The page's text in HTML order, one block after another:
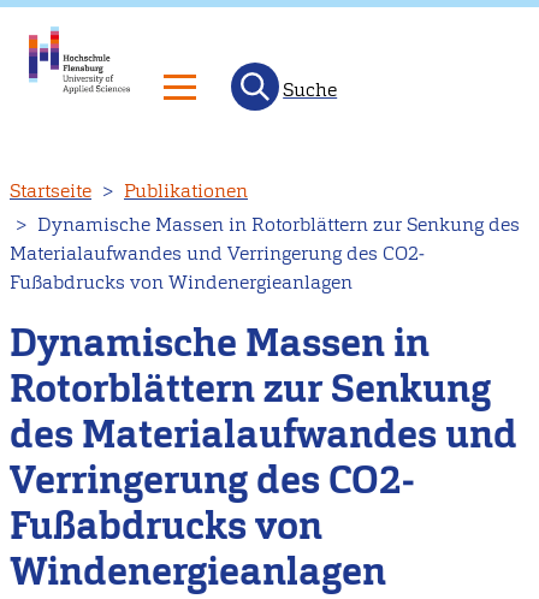
zum
Inhalt
Suche
Startseite
Publikationen
Dynamische Massen in Rotorblättern zur Senkung des
Materialaufwandes und Verringerung des CO2‐
Fußabdrucks von Windenergieanlagen
Dynamische Massen in
Rotorblättern zur Senkung
des Materialaufwandes und
Verringerung des CO2‐
Fußabdrucks von
Windenergieanlagen